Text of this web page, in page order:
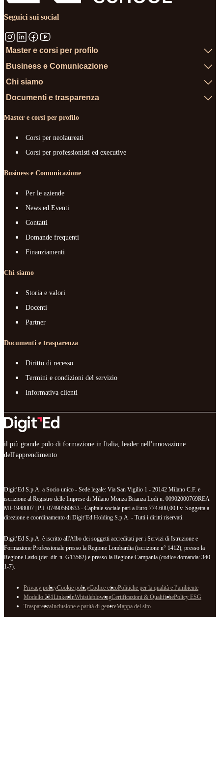
Seguici sui social
Master e corsi per profilo
Business e Comunicazione
Chi siamo
Documenti e trasparenza
Master e corsi per profilo
Corsi per neolaureati
Corsi per professionisti ed executive
Business e Comunicazione
Per le aziende
News ed Eventi
Contatti
Domande frequenti
Finanziamenti
Chi siamo
Storia e valori
Docenti
Partner
Documenti e trasparenza
Diritto di recesso
Termini e condizioni del servizio
Informativa clienti
il più grande polo di formazione in Italia, leader nell'innovazione
dell'apprendimento
Digit’Ed S.p.A. a Socio unico - Sede legale: Via San Vigilio 1 - 20142 Milano C.F. e
iscrizione al Registro delle Imprese di Milano Monza Brianza Lodi n. 00902000769REA
MI-1948007 | P.I. 07490560633 - Capitale sociale pari a Euro 774.600,00 i.v. Soggetta a
direzione e coordinamento di Digit’Ed Holding S.p.A. - Tutti i diritti riservati.
Digit’Ed S.p.A. è iscritto all'Albo dei soggetti accreditati per i Servizi di Istruzione e
Formazione Professionale presso la Regione Lombardia (iscrizione n° 1412), presso la
Regione Lazio (det. dir. n. G13562) e presso la Regione Campania (codice domanda: 340-
1-7).
Privacy policyCookie policyCodice eticoPolitiche per la qualità e l’ambiente
Modello 231LinkedInWhistleblowingCertificazioni & QualifichePolicy ESG
TrasparenzaInclusione e parità di genereMappa del sito